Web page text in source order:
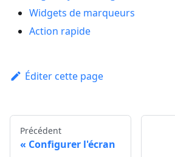
Widgets de marqueurs
Action rapide
Éditer cette page
Précédent
Configurer l'écran